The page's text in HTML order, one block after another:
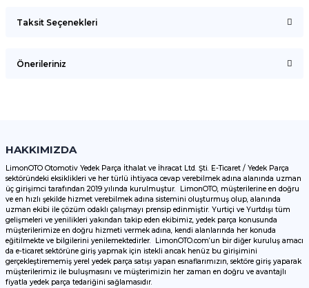
Taksit Seçenekleri
Önerileriniz
Görüş ve önerileriniz için teşekkür ederiz.
Ürün resmi kalitesiz, bozuk veya görüntülenemiyor.
Ürün açıklamasında eksik bilgiler bulunuyor.
Ürün bilgilerinde hatalar bulunuyor.
Ürün fiyatı diğer sitelerden daha pahalı.
Bu ürüne benzer farklı alternatifler olmalı.
HAKKIMIZDA
LimonOTO Otomotiv Yedek Parça İthalat ve İhracat Ltd. Şti. E-Ticaret / Yedek Parça
sektöründeki eksiklikleri ve her türlü ihtiyaca cevap verebilmek adına alanında uzman
üç girişimci tarafından 2019 yılında kurulmuştur. LimonOTO, müşterilerine en doğru
ve en hızlı şekilde hizmet verebilmek adına sistemini oluşturmuş olup, alanında
uzman ekibi ile çözüm odaklı çalışmayı prensip edinmiştir. Yurtiçi ve Yurtdışı tüm
gelişmeleri ve yenilikleri yakından takip eden ekibimiz, yedek parça konusunda
müşterilerimize en doğru hizmeti vermek adına, kendi alanlarında her konuda
eğitilmekte ve bilgilerini yenilemektedirler. LimonOTO.com’un bir diğer kuruluş amacı
da e-ticaret sektörüne giriş yapmak için istekli ancak henüz bu girişimini
gerçekleştirememiş yerel yedek parça satışı yapan esnaflarımızın, sektöre giriş yaparak
müşterilerimiz ile buluşmasını ve müşterimizin her zaman en doğru ve avantajlı
fiyatla yedek parça tedariğini sağlamasıdır.